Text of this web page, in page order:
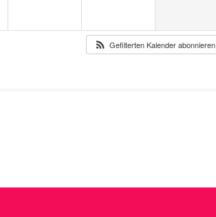
Gefilterten Kalender abonnieren